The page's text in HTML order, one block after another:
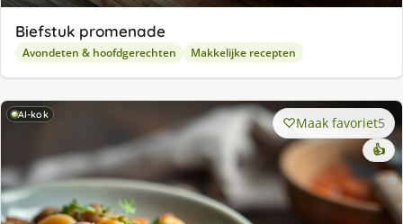
Biefstuk promenade
Avondeten & hoofdgerechten Makkelijke recepten
AI-kok Maak favoriet5
👍